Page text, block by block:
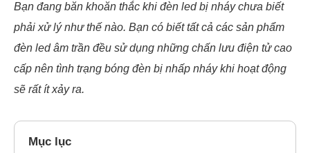
Bạn đang băn khoăn thắc khi đèn led bị nháy chưa biết
phải xử lý như thế nào. Bạn có biết tất cả các sản phẩm
đèn led âm trần đều sử dụng những chấn lưu điện tử cao
cấp nên tình trạng bóng đèn bị nhấp nháy khi hoạt động
sẽ rất ít xảy ra.
Mục lục